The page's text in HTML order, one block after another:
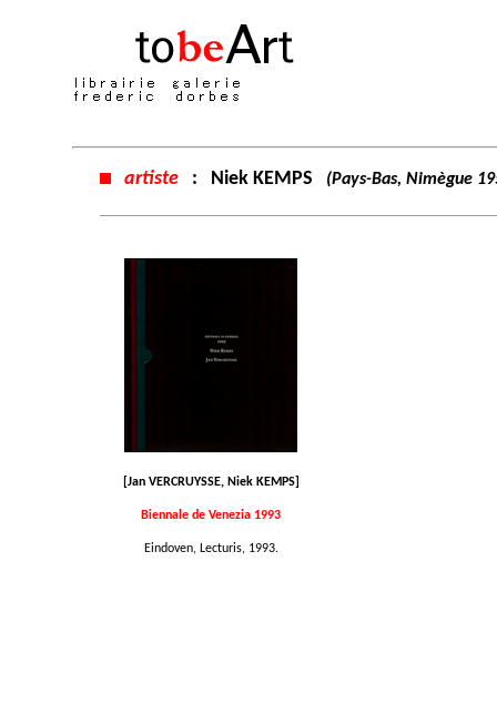
artiste : Niek KEMPS (Pays-Bas, Nimègue
[Jan VERCRUYSSE, Niek KEMPS]
Biennale de Venezia 1993
Eindoven, Lecturis, 1993.